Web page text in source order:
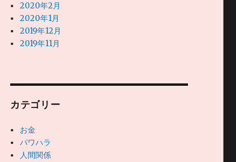
2020年2月
2020年1月
2019年12月
2019年11月
カテゴリー
お金
パワハラ
人間関係